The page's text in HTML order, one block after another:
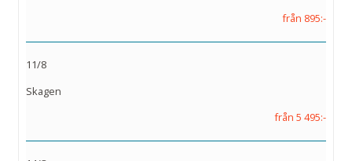
från 895:-
11/8
Skagen
från 5 495:-